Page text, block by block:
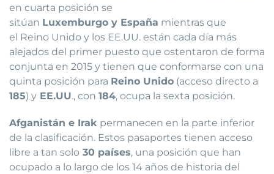
en cuarta posición se
sitúan Luxemburgo y España mientras que
el Reino Unido y los EE.UU. están cada día más
alejados del primer puesto que ostentaron de forma
conjunta en 2015 y tienen que conformarse con una
quinta posición para Reino Unido (acceso directo a
185) y EE.UU., con 184, ocupa la sexta posición.
Afganistán e Irak permanecen en la parte inferior
de la clasificación. Estos pasaportes tienen acceso
libre a tan solo 30 países, una posición que han
ocupado a lo largo de los 14 años de historia del